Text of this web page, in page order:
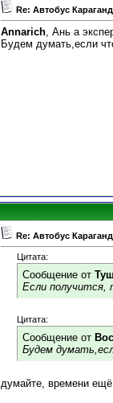
Re: Автобус
Annarich, Ань а
Будем думать,если
Re: Автобус
Цитата:
Сообщение от
Если
Цитата:
Сообщение от
Будем
думайте, времени ещё